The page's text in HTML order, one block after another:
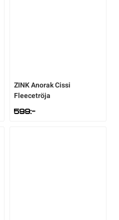
ZINKAnorak Cissi
Fleecetröja
599:-